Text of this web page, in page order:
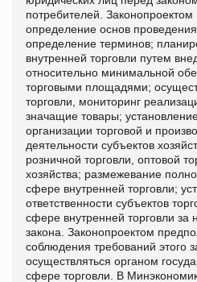
потребителей.
определение основ
определение терминов;
внутренней торговли путем
относительно минимальной
торговыми площадями;
торговли, мониторинг
значащие товары;
организации торговой и
деятельности субъектов
розничной торговли, оптовой
хозяйства; размежевание
сфере внутренней торговли;
ответственности субъектов
сфере внутренней торговли за
закона. Законопроектом
соблюдения требований этого
осуществляться органом
сфере торговли. В